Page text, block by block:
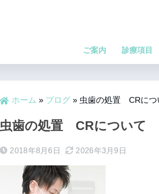
ご案内 診療項目
ホーム » ブログ » 虫歯の処置 CRに
虫歯の処置 CRについて
2018年8月6日 2026年3月9日